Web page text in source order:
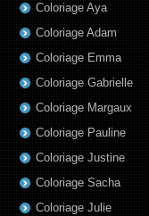
Coloriage Aya
Coloriage Adam
Coloriage Emma
Coloriage Gabrielle
Coloriage Margaux
Coloriage Pauline
Coloriage Justine
Coloriage Sacha
Coloriage Julie